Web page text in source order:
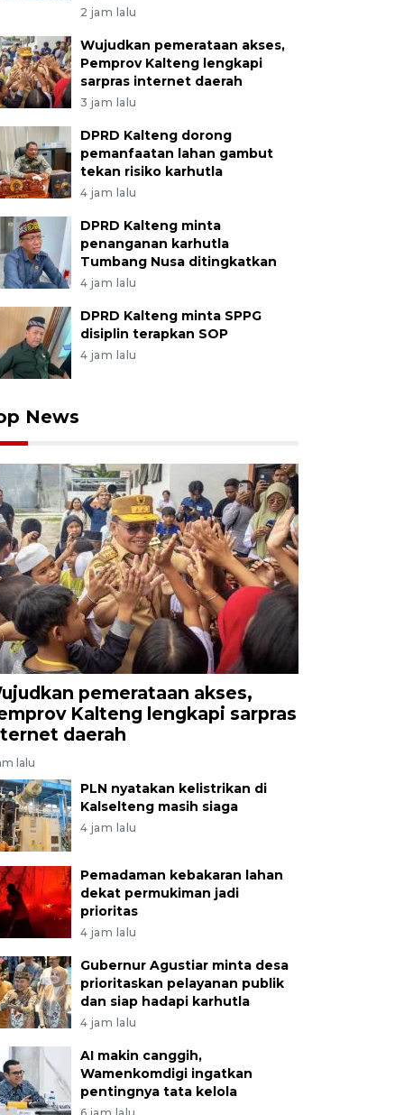
2 jam lalu
Wujudkan pemerataan akses,
Pemprov Kalteng lengkapi
sarpras internet daerah
3 jam lalu
DPRD Kalteng dorong
pemanfaatan lahan gambut
tekan risiko karhutla
4 jam lalu
DPRD Kalteng minta
penanganan karhutla
Tumbang Nusa ditingkatkan
4 jam lalu
DPRD Kalteng minta SPPG
disiplin terapkan SOP
4 jam lalu
News
pemerataan akses,
Kalteng lengkapi sarpras
daerah
lalu
PLN nyatakan kelistrikan di
Kalselteng masih siaga
4 jam lalu
Pemadaman kebakaran lahan
dekat permukiman jadi
prioritas
4 jam lalu
Gubernur Agustiar minta desa
prioritaskan pelayanan publik
dan siap hadapi karhutla
4 jam lalu
AI makin canggih,
Wamenkomdigi ingatkan
pentingnya tata kelola